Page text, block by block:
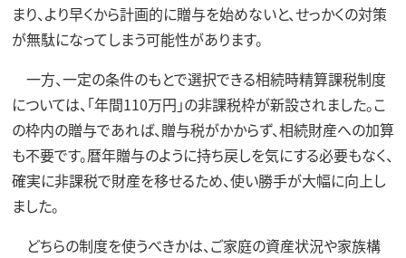
まり、より早くから計画的に贈与を始めないと、せっかくの対策
が無駄になってしまう可能性があります。
一方、一定の条件のもとで選択できる相続時精算課税制度
については、「年間110万円」の非課税枠が新設されました。こ
の枠内の贈与であれば、贈与税がかからず、相続財産への加算
も不要です。暦年贈与のように持ち戻しを気にする必要もなく、
確実に非課税で財産を移せるため、使い勝手が大幅に向上し
ました。
どちらの制度を使うべきかは、ご家庭の資産状況や家族構